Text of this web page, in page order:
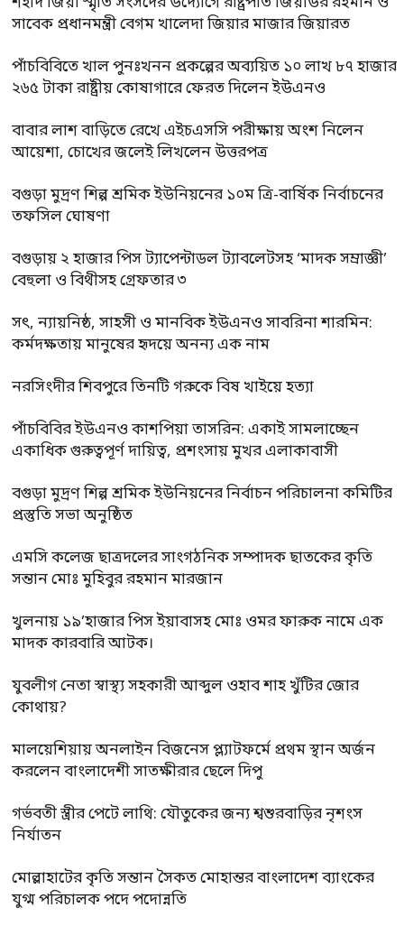
সাবেক প্রধানমন্ত্রী বেগম খালেদা জিয়ার মাজার জিয়ারত
পাঁচবিবিতে খাল পুনঃখনন প্রকল্পের অব্যয়িত ১০ লাখ ৮৭ হাজার
২৬৫ টাকা রাষ্ট্রীয় কোষাগারে ফেরত দিলেন ইউএনও
বাবার লাশ বাড়িতে রেখে এইচএসসি পরীক্ষায় অংশ নিলেন
আয়েশা, চোখের জলেই লিখলেন উত্তরপত্র
বগুড়া মুদ্রণ শিল্প শ্রমিক ইউনিয়নের ১০ম ত্রি-বার্ষিক নির্বাচনের
তফসিল ঘোষণা
বগুড়ায় ২ হাজার পিস ট্যাপেন্টাডল ট্যাবলেটসহ ‘মাদক সম্রাজ্ঞী’
বেহুলা ও বিথীসহ গ্রেফতার ৩
সৎ, ন্যায়নিষ্ঠ, সাহসী ও মানবিক ইউএনও সাবরিনা শারমিন:
কর্মদক্ষতায় মানুষের হৃদয়ে অনন্য এক নাম
নরসিংদীর শিবপুরে তিনটি গরুকে বিষ খাইয়ে হত্যা
পাঁচবিবির ইউএনও কাশপিয়া তাসরিন: একাই সামলাচ্ছেন
একাধিক গুরুত্বপূর্ণ দায়িত্ব, প্রশংসায় মুখর এলাকাবাসী
বগুড়া মুদ্রণ শিল্প শ্রমিক ইউনিয়নের নির্বাচন পরিচালনা কমিটির
প্রস্তুতি সভা অনুষ্ঠিত
এমসি কলেজ ছাত্রদলের সাংগঠনিক সম্পাদক ছাতকের কৃতি
সন্তান মোঃ মুহিবুর রহমান মারজান
খুলনায় ১৯’হাজার পিস ইয়াবাসহ মোঃ ওমর ফারুক নামে এক
মাদক কারবারি আটক।
যুবলীগ নেতা স্বাস্থ্য সহকারী আব্দুল ওহাব শাহ খুঁটির জোর
কোথায়?
মালয়েশিয়ায় অনলাইন বিজনেস প্ল্যাটফর্মে প্রথম স্থান অর্জন
করলেন বাংলাদেশী সাতক্ষীরার ছেলে দিপু
গর্ভবতী স্ত্রীর পেটে লাথি: যৌতুকের জন্য শ্বশুরবাড়ির নৃশংস
নির্যাতন
মোল্লাহাটের কৃতি সন্তান সৈকত মোহান্তর বাংলাদেশ ব্যাংকের
যুগ্ম পরিচালক পদে পদোন্নতি